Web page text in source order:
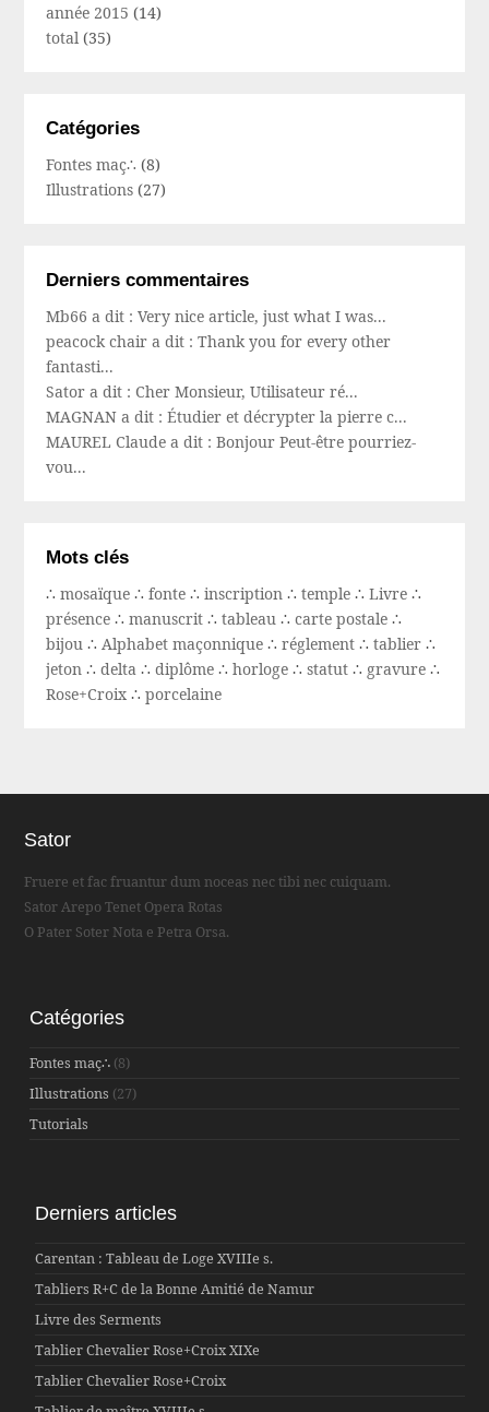
année 2015 (14)
total(35)
Catégories
Fontes maç∴ (8)
Illustrations (27)
Derniers commentaires
Mb66 a dit : Very nice article, just what I was...
peacock chair a dit : Thank you for every other
fantasti...
Sator a dit : Cher Monsieur, Utilisateur ré...
MAGNAN a dit : Étudier et décrypter la pierre c...
MAUREL Claude a dit : Bonjour Peut-être pourriez-
vou...
Mots clés
∴mosaïque∴fonte∴inscription∴temple∴Livre∴
présence∴manuscrit∴tableau∴carte postale∴
bijou∴ Alphabet maçonnique∴réglement∴tablier∴
jeton∴delta∴diplôme∴horloge∴statut∴ gravure∴
Rose+Croix∴porcelaine
Sator
Fruere et fac fruantur dum noceas nec tibi nec cuiquam.
Sator Arepo Tenet Opera Rotas
O Pater Soter Nota e Petra Orsa.
Catégories
Fontes maç∴ (8)
Illustrations (27)
Tutorials
Derniers articles
Carentan : Tableau de Loge XVIIIe s.
Tabliers R+C de la Bonne Amitié de Namur
Livre des Serments
Tablier Chevalier Rose+Croix XIXe
Tablier Chevalier Rose+Croix